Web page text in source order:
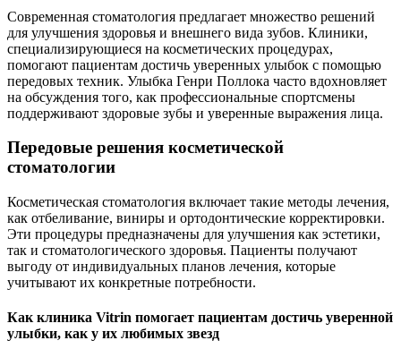
Современная стоматология предлагает множество решений
для улучшения здоровья и внешнего вида зубов. Клиники,
специализирующиеся на косметических процедурах,
помогают пациентам достичь уверенных улыбок с помощью
передовых техник. Улыбка Генри Поллока часто вдохновляет
на обсуждения того, как профессиональные спортсмены
поддерживают здоровые зубы и уверенные выражения лица.
Передовые решения косметической
стоматологии
Косметическая стоматология включает такие методы лечения,
как отбеливание, виниры и ортодонтические корректировки.
Эти процедуры предназначены для улучшения как эстетики,
так и стоматологического здоровья. Пациенты получают
выгоду от индивидуальных планов лечения, которые
учитывают их конкретные потребности.
Как клиника Vitrin помогает пациентам достичь уверенной
улыбки, как у их любимых звезд